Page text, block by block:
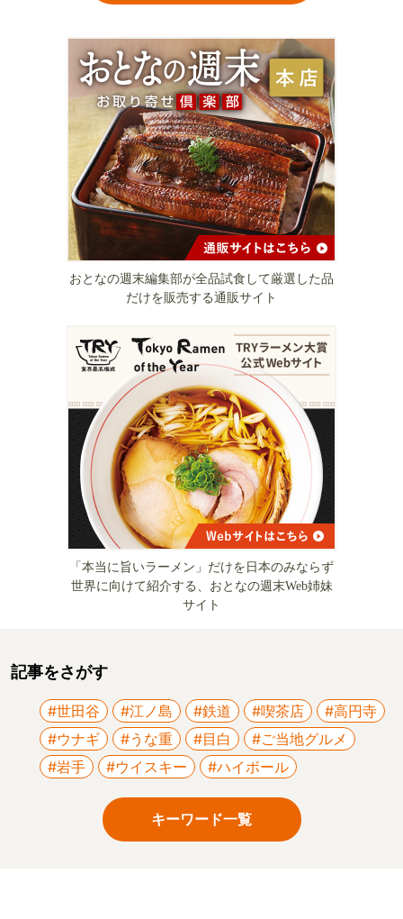
おとなの週末編集部が全品試食して厳選した品
だけを販売する通販サイト
「本当に旨いラーメン」だけを日本のみならず
世界に向けて紹介する、おとなの週末Web姉妹
サイト
記事をさがす
#世田谷 #江ノ島 #鉄道 #喫茶店
#高円寺
#ウナギ
#うな重 #目白
#ご当地グルメ
#岩手
#ウイスキー #ハイボール
キーワード一覧